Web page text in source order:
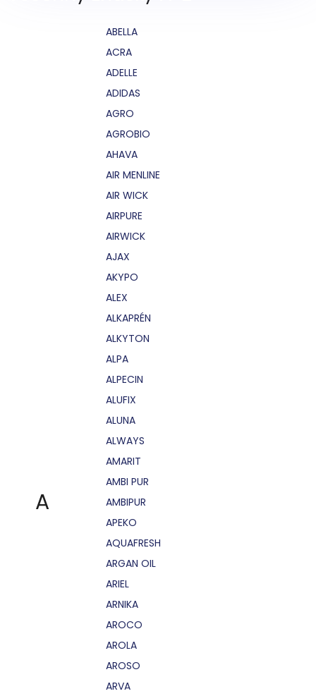
A
ABELLA
ACRA
ADELLE
ADIDAS
AGRO
AGROBIO
AHAVA
AIR MENLINE
AIR WICK
AIRPURE
AIRWICK
AJAX
AKYPO
ALEX
ALKAPRÉN
ALKYTON
ALPA
ALPECIN
ALUFIX
ALUNA
ALWAYS
AMARIT
AMBI PUR
AMBIPUR
APEKO
AQUAFRESH
ARGAN OIL
ARIEL
ARNIKA
AROCO
AROLA
AROSO
ARVA